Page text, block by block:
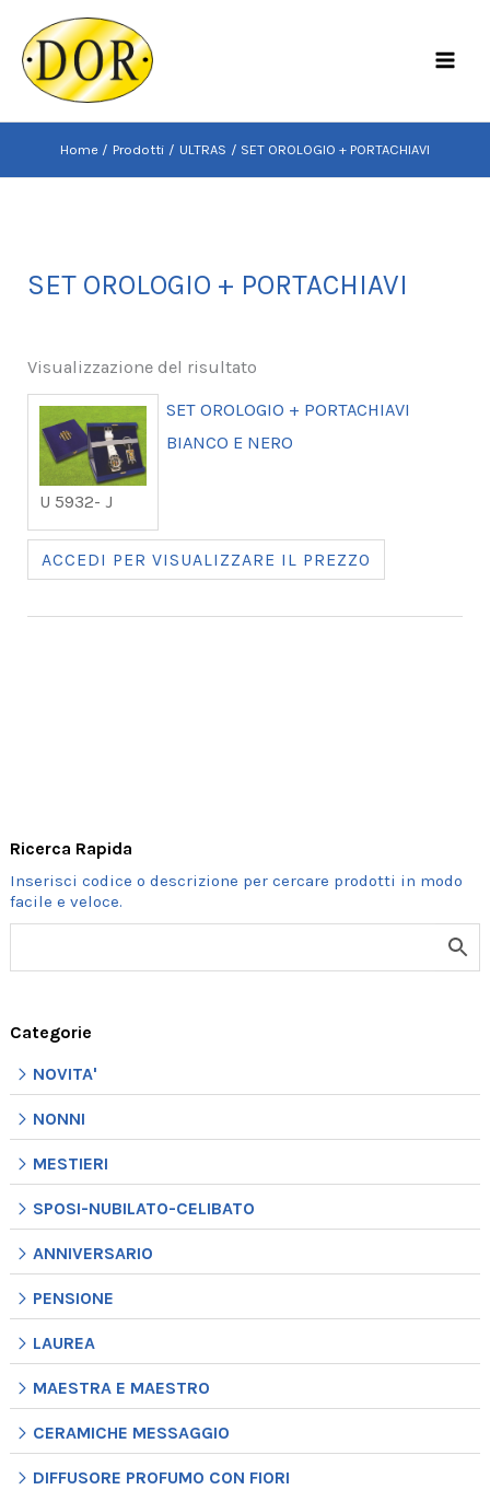
contenuto
Home Prodotti ULTRAS SET OROLOGIO + PORTACHIAVI
Ricerca Rapida
Categorie
NOVITA'
NONNI
MESTIERI
SPOSI-NUBILATO-CELIBATO
ANNIVERSARIO
PENSIONE
LAUREA
MAESTRA E MAESTRO
CERAMICHE MESSAGGIO
DIFFUSORE PROFUMO CON FIORI
SET OROLOGIO + PORTACHIAVI
Visualizzazione del risultato
U 5932- J
SET OROLOGIO + PORTACHIAVI
BIANCO E NERO
ACCEDI PER VISUALIZZARE IL PREZZO